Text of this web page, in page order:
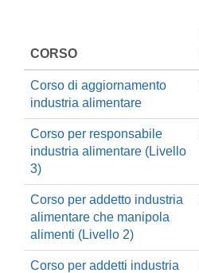
CORSO
Corso di aggiornamento
industria alimentare
Corso per responsabile
industria alimentare (Livello
3)
Corso per addetto industria
alimentare che manipola
alimenti (Livello 2)
Corso per addetti industria